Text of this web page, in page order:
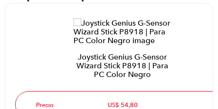
Joystick Genius G-Sensor
Wizard Stick P8918 | Para
PC Color Negro
Precio US$ 54,80